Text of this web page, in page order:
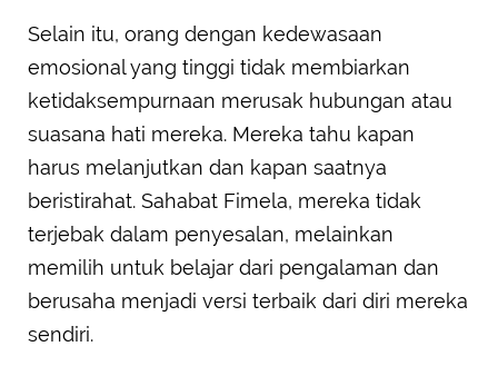
Selain itu, orang dengan kedewasaan
emosional yang tinggi tidak membiarkan
ketidaksempurnaan merusak hubungan atau
suasana hati mereka. Mereka tahu kapan
harus melanjutkan dan kapan saatnya
beristirahat. Sahabat Fimela, mereka tidak
terjebak dalam penyesalan, melainkan
memilih untuk belajar dari pengalaman dan
berusaha menjadi versi terbaik dari diri mereka
sendiri.